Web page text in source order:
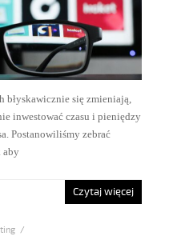
błyskawicznie się zmieniają,
inwestować czasu i pieniędzy
Postanowiliśmy zebrać
aby
Czytaj więcej